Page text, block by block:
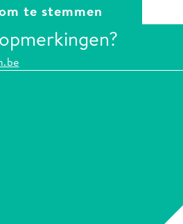
te stemmen